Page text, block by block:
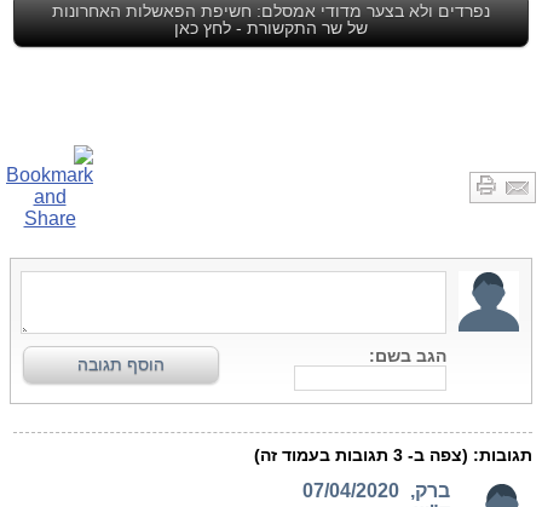
נפרדים ולא בצער מדודי אמסלם: חשיפת הפאשלות האחרונות
של שר התקשורת - לחץ כאן